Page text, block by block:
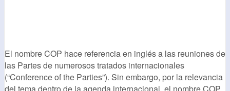
El nombre COP hace referencia en inglés a las reuniones de
las Partes de numerosos tratados internacionales
(“Conference of the Parties”). Sin embargo, por la relevancia
del tema dentro de la agenda internacional, el nombre COP